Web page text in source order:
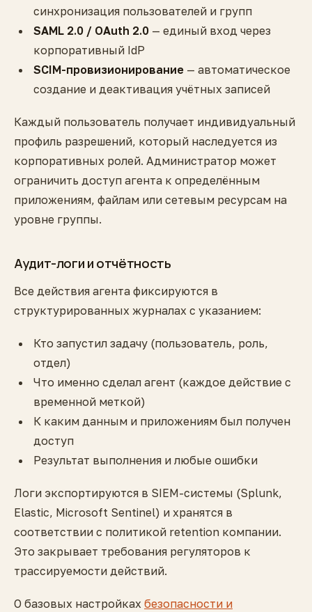
синхронизация пользователей и групп
SAML 2.0 / OAuth 2.0 — единый вход через
корпоративный IdP
SCIM-провизионирование — автоматическое
создание и деактивация учётных записей
Каждый пользователь получает индивидуальный
профиль разрешений, который наследуется из
корпоративных ролей. Администратор может
ограничить доступ агента к определённым
приложениям, файлам или сетевым ресурсам на
уровне группы.
Аудит-логи и отчётность
Все действия агента фиксируются в
структурированных журналах с указанием:
Кто запустил задачу (пользователь, роль,
отдел)
Что именно сделал агент (каждое действие с
временной меткой)
К каким данным и приложениям был получен
доступ
Результат выполнения и любые ошибки
Логи экспортируются в SIEM-системы (Splunk,
Elastic, Microsoft Sentinel) и хранятся в
соответствии с политикой retention компании.
Это закрывает требования регуляторов к
трассируемости действий.
О базовых настройках безопасности и